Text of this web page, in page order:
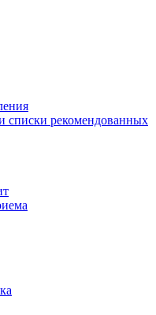
списки рекомендованных